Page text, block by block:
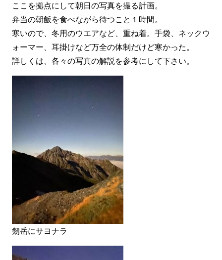
ここを拠点にして朝日の写真を撮る計画。
弁当の朝飯を食べながら待つこと１時間。
寒いので、冬用のウエアなど、重ね着。手袋、ネックウ
ォーマー、耳掛けなど万全の体制だけど寒かった。
詳しくは、各々の写真の解説を参考にして下さい。
剱岳にサヨナラ